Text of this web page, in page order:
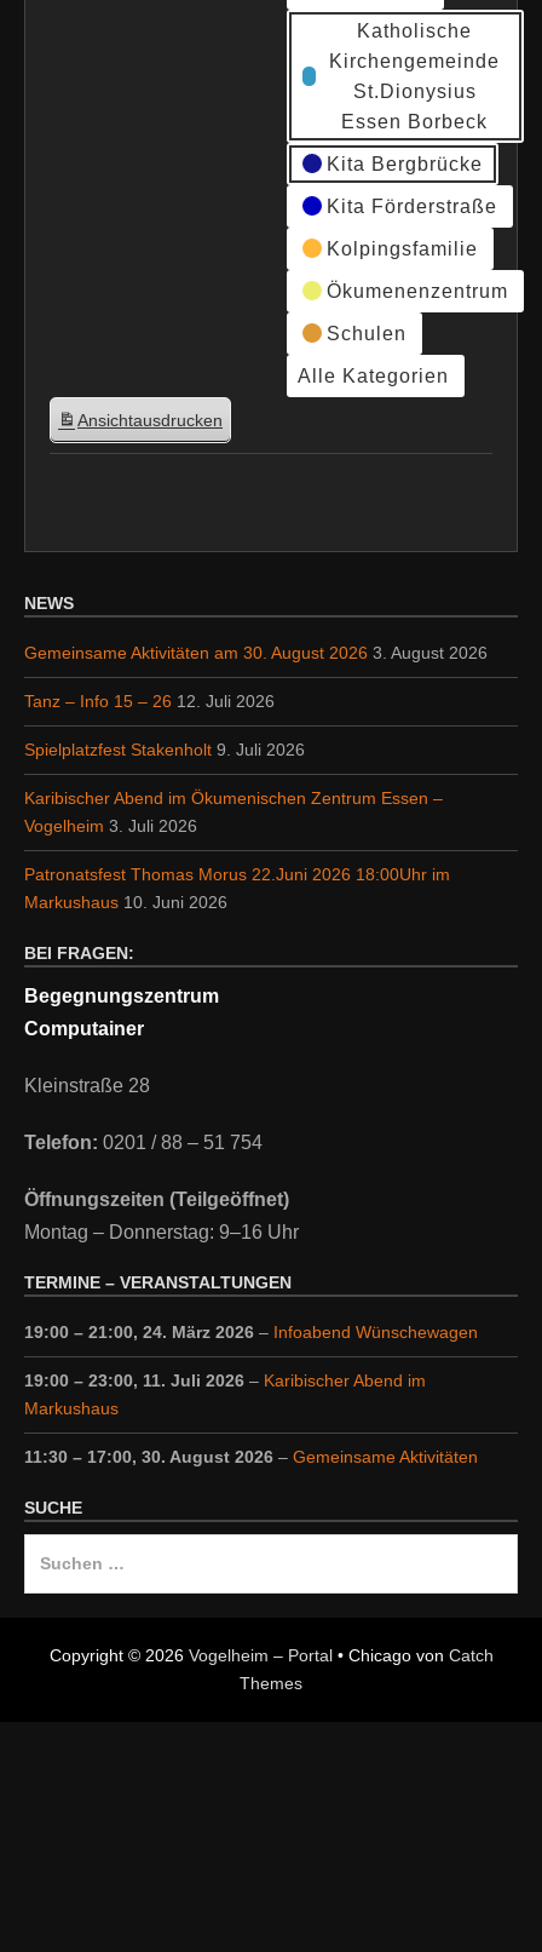
Katholische
Kirchengemeinde
St.Dionysius
Essen Borbeck
Kita Bergbrücke
Kita Förderstraße
Kolpingsfamilie
Ökumenenzentrum
Schulen
Alle Kategorien
Ansichtausdrucken
NEWS
Gemeinsame Aktivitäten am 30. August 2026 3. August 2026
Tanz – Info 15 – 26 12. Juli 2026
Spielplatzfest Stakenholt 9. Juli 2026
Karibischer Abend im Ökumenischen Zentrum Essen –
Vogelheim 3. Juli 2026
Patronatsfest Thomas Morus 22.Juni 2026 18:00Uhr im
Markushaus 10. Juni 2026
BEI FRAGEN:
Begegnungszentrum
Computainer
Kleinstraße 28
Telefon: 0201 / 88 – 51 754
Öffnungszeiten (Teilgeöffnet)
Montag – Donnerstag: 9–16 Uhr
TERMINE – VERANSTALTUNGEN
19:00 – 21:00, 24. März 2026 – Infoabend Wünschewagen
19:00 – 23:00, 11. Juli 2026 – Karibischer Abend im
Markushaus
11:30 – 17:00, 30. August 2026 – Gemeinsame Aktivitäten
SUCHE
Copyright © 2026 Vogelheim – Portal• Chicago von Catch
Themes